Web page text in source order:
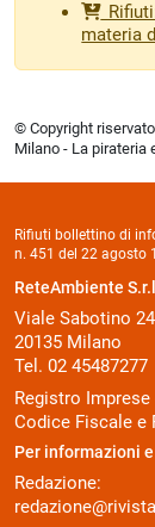
materia
© Copyright
Milano - La pirateria
Rifiuti bollettino di
n. 451 del 22 agosto
ReteAmbiente
Viale Sabotino 24
20135 Milano
Tel. 02 45487277
Registro Imprese
Codice Fiscale e
Per informazioni
Redazione: